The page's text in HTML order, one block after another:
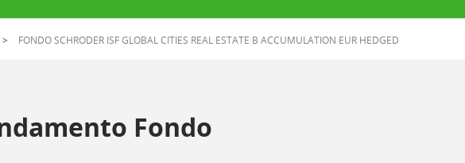
FONDO SCHRODER ISF GLOBAL CITIES REAL ESTATE B ACCUMULATION EUR HEDGED
Fondo